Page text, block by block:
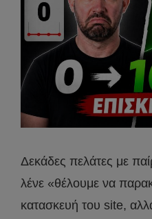
Δεκάδες πελάτες με
λένε «θέλουμε να
κατασκευή του site,